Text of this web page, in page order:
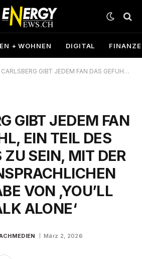
+ WOHNEN DIGITAL
CARLSBERG GIBT JEDEM FAN DAS GEFÜHL, EIN TEIL DES SPIELTAGS ZU SEIN, MIT DER GEBÄRDENSPRACHLICHEN WIEDERGABE VON ‚YOU’LL NEVER WALK ALONE‘
GIBT JEDEM FAN
EIN TEIL DES
ZU SEIN, MIT DER
VON ‚YOU’LL
ALONE‘
März 2, 2026